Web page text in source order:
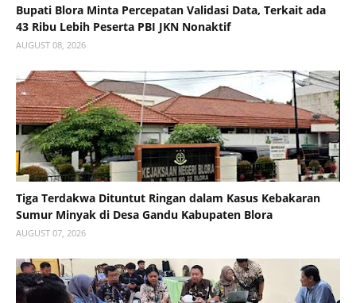
Bupati Blora Minta Percepatan Validasi Data, Terkait ada
43 Ribu Lebih Peserta PBI JKN Nonaktif
AUGUST 08, 2026
Tiga Terdakwa Dituntut Ringan dalam Kasus Kebakaran
Sumur Minyak di Desa Gandu Kabupaten Blora
AUGUST 07, 2026